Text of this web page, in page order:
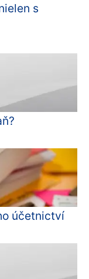
s
účetnictví